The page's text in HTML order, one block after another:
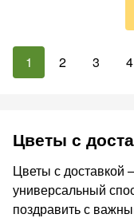
1 2 3 4
Цветы с
Цветы с доставкой
универсальный
поздравить с